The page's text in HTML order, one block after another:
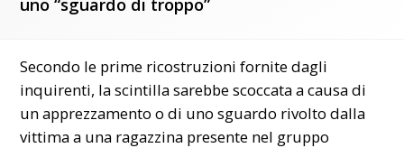
uno “sguardo di troppo”
Secondo le prime ricostruzioni fornite dagli
inquirenti, la scintilla sarebbe scoccata a causa di
un apprezzamento o di uno sguardo rivolto dalla
vittima a una ragazzina presente nel gruppo